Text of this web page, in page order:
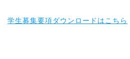
学生募集要項ダウンロードはこちら